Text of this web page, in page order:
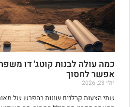
כמה עולה לבנות קוטג' דו
אפשר לחסוך
יולי 23, 2026
שתי הצעות קבלנים שונות בהפרש של